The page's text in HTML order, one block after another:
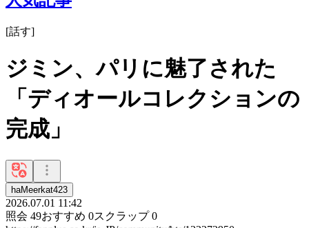
[話す]
ジミン、パリに魅了された
「ディオールコレクションの
完成」
haMeerkat423
2026.07.01 11:42
照会 49おすすめ 0スクラップ 0